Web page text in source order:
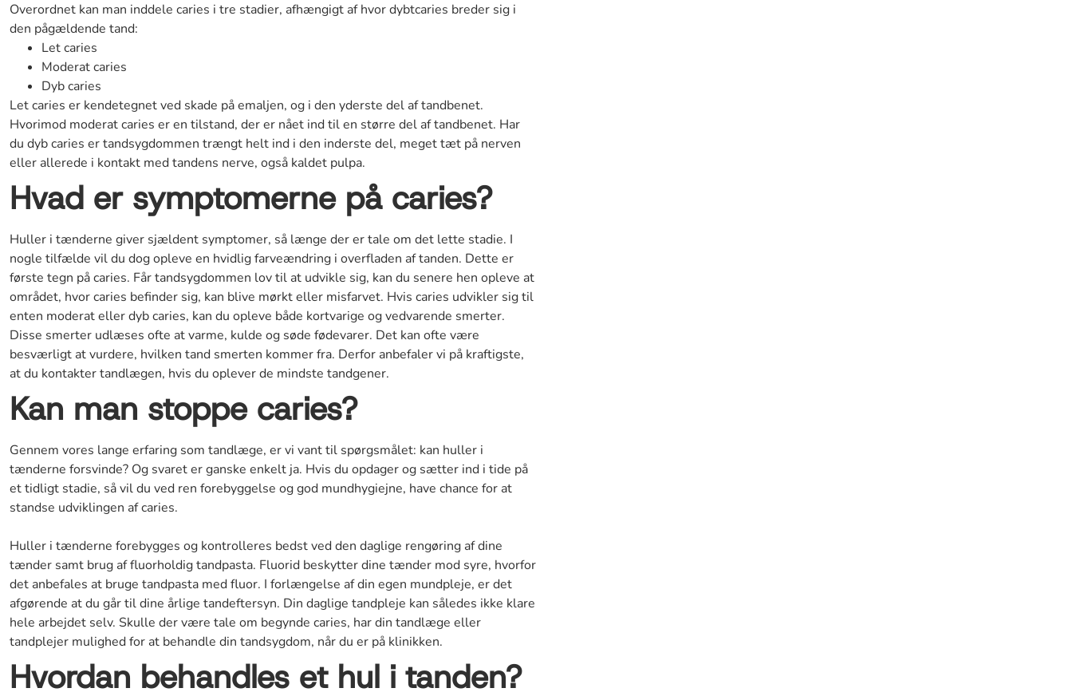
Overordnet kan man inddele caries i tre stadier, afhængigt af hvor dybtcaries breder sig i
den pågældende tand:
Let caries
Moderat caries
Dyb caries
Let caries er kendetegnet ved skade på emaljen, og i den yderste del af tandbenet.
Hvorimod moderat caries er en tilstand, der er nået ind til en større del af tandbenet. Har
du dyb caries er tandsygdommen trængt helt ind i den inderste del, meget tæt på nerven
eller allerede i kontakt med tandens nerve, også kaldet pulpa.
Hvad er symptomerne på caries?
Huller i tænderne giver sjældent symptomer, så længe der er tale om det lette stadie. I
nogle tilfælde vil du dog opleve en hvidlig farveændring i overfladen af tanden. Dette er
første tegn på caries. Får tandsygdommen lov til at udvikle sig, kan du senere hen opleve at
området, hvor caries befinder sig, kan blive mørkt eller misfarvet. Hvis caries udvikler sig til
enten moderat eller dyb caries, kan du opleve både kortvarige og vedvarende smerter.
Disse smerter udlæses ofte at varme, kulde og søde fødevarer. Det kan ofte være
besværligt at vurdere, hvilken tand smerten kommer fra. Derfor anbefaler vi på kraftigste,
at du kontakter tandlægen, hvis du oplever de mindste tandgener.
Kan man stoppe caries?
Gennem vores lange erfaring som tandlæge, er vi vant til spørgsmålet: kan huller i
tænderne forsvinde? Og svaret er ganske enkelt ja. Hvis du opdager og sætter ind i tide på
et tidligt stadie, så vil du ved ren forebyggelse og god mundhygiejne, have chance for at
standse udviklingen af caries.
Huller i tænderne forebygges og kontrolleres bedst ved den daglige rengøring af dine
tænder samt brug af fluorholdig tandpasta. Fluorid beskytter dine tænder mod syre, hvorfor
det anbefales at bruge tandpasta med fluor. I forlængelse af din egen mundpleje, er det
afgørende at du går til dine årlige tandeftersyn. Din daglige tandpleje kan således ikke klare
hele arbejdet selv. Skulle der være tale om begynde caries, har din tandlæge eller
tandplejer mulighed for at behandle din tandsygdom, når du er på klinikken.
Hvordan behandles et hul i tanden?